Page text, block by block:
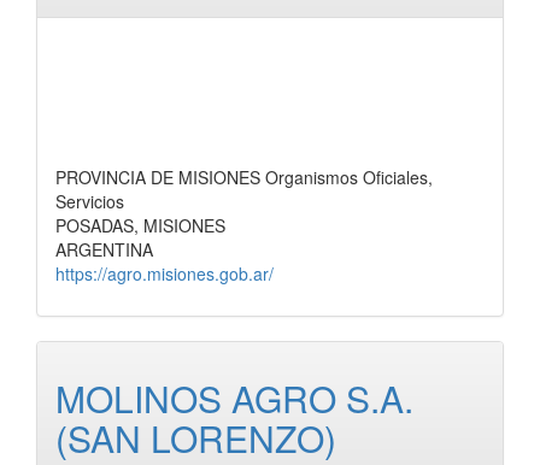
PROVINCIA DE MISIONES Organismos Oficiales,
Servicios
POSADAS, MISIONES
ARGENTINA
https://agro.misiones.gob.ar/
MOLINOS AGRO S.A.
(SAN LORENZO)